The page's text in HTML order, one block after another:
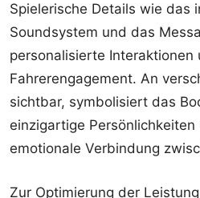
Spielerische Details wie das
Soundsystem und das
personalisierte Interaktionen
Fahrerengagement. An
sichtbar, symbolisiert das
einzigartige
emotionale Verbindung
Zur Optimierung der